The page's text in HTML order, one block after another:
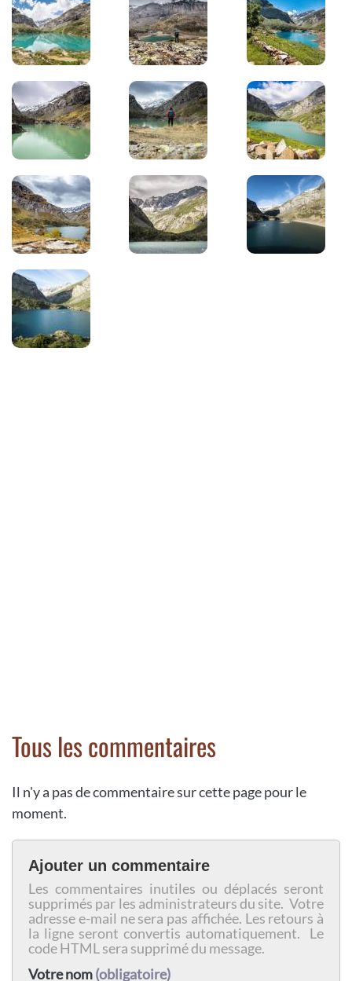
Tous les commentaires
Il n'y a pas de commentaire sur cette page pour le
moment.
Ajouter un commentaire
Les commentaires inutiles ou déplacés seront
supprimés par les administrateurs du site. Votre
adresse e-mail ne sera pas affichée. Les retours à
la ligne seront convertis automatiquement. Le
code HTML sera supprimé du message.
Votre nom(obligatoire)